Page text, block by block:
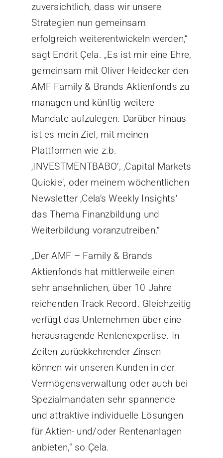
zuversichtlich, dass wir unsere
Strategien nun gemeinsam
erfolgreich weiterentwickeln werden,“
sagt Endrit Çela. „Es ist mir eine Ehre,
gemeinsam mit Oliver Heidecker den
AMF Family & Brands Aktienfonds zu
managen und künftig weitere
Mandate aufzulegen. Darüber hinaus
ist es mein Ziel, mit meinen
Plattformen wie z.b.
‚INVESTMENTBABO‘, ‚Capital Markets
Quickie‘, oder meinem wöchentlichen
Newsletter ‚Cela’s Weekly Insights‘
das Thema Finanzbildung und
Weiterbildung voranzutreiben.“
„Der AMF – Family & Brands
Aktienfonds hat mittlerweile einen
sehr ansehnlichen, über 10 Jahre
reichenden Track Record. Gleichzeitig
verfügt das Unternehmen über eine
herausragende Rentenexpertise. In
Zeiten zurückkehrender Zinsen
können wir unseren Kunden in der
Vermögensverwaltung oder auch bei
Spezialmandaten sehr spannende
und attraktive individuelle Lösungen
für Aktien- und/oder Rentenanlagen
anbieten,“ so Çela.